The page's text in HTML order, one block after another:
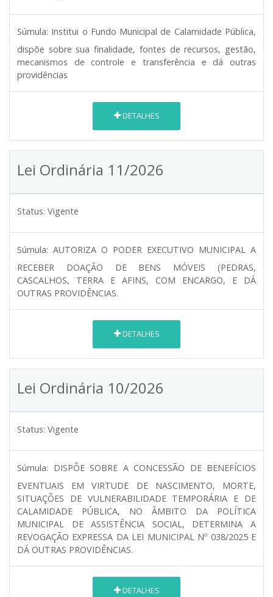
Súmula: Institui o Fundo Municipal de Calamidade Pública,
dispõe sobre sua finalidade, fontes de recursos, gestão,
mecanismos de controle e transferência e dá outras
providências
DETALHES
Lei Ordinária 11/2026
Status: Vigente
Súmula: AUTORIZA O PODER EXECUTIVO MUNICIPAL A
RECEBER DOAÇÃO DE BENS MÓVEIS (PEDRAS,
CASCALHOS, TERRA E AFINS, COM ENCARGO, E DÁ
OUTRAS PROVIDÊNCIAS.
DETALHES
Lei Ordinária 10/2026
Status: Vigente
Súmula: DISPÕE SOBRE A CONCESSÃO DE BENEFÍCIOS
EVENTUAIS EM VIRTUDE DE NASCIMENTO, MORTE,
SITUAÇÕES DE VULNERABILIDADE TEMPORÁRIA E DE
CALAMIDADE PÚBLICA, NO ÂMBITO DA POLÍTICA
MUNICIPAL DE ASSISTÊNCIA SOCIAL, DETERMINA A
REVOGAÇÃO EXPRESSA DA LEI MUNICIPAL Nº 038/2025 E
DÁ OUTRAS PROVIDÊNCIAS.
DETALHES